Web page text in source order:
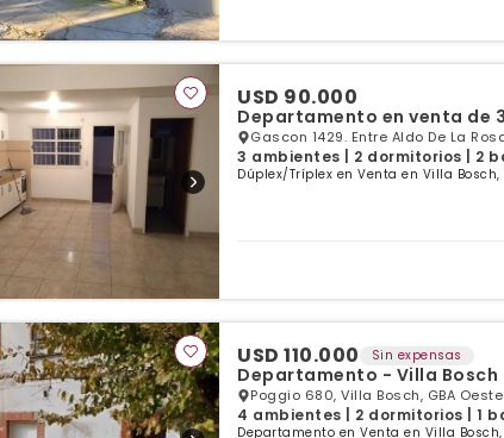
USD 90.000
Departamento en venta de
Gascon 1429. Entre Aldo De La
3 ambientes | 2 dormitorios | 2
Dúplex/Tríplex en Venta en Villa Bosch,
USD 110.000 Sin expensas
Departamento - Villa Bosch
Poggio 680, Villa Bosch, GBA Oeste
4 ambientes | 2 dormitorios | 1
Departamento en Venta en Villa